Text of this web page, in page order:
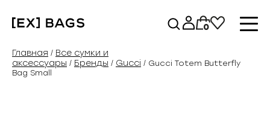
содержимому
0
Главная / Все сумки и
аксессуары / Бренды / Gucci / Gucci Totem Butterfly
Bag Small